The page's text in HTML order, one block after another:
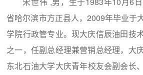
省哈尔滨市方正县人，2009年毕业于
学院行政管专业。现大庆信辰油田技
之一，任副总经理兼营销总经理，大
东北石油大学大庆青年校友会副会长